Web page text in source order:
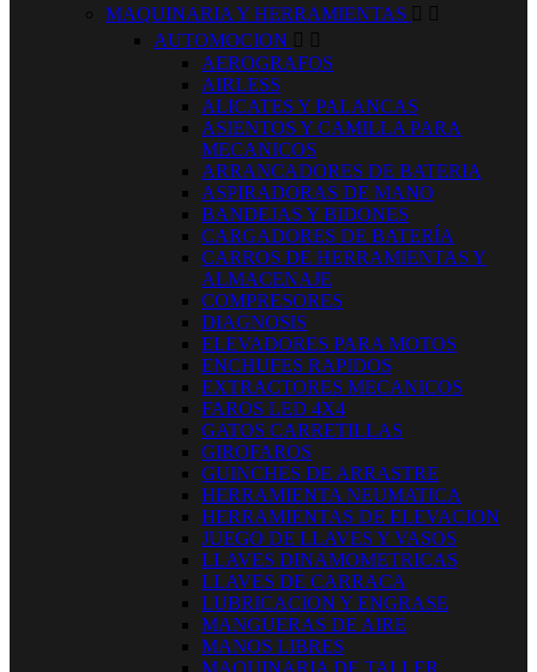
MAQUINARIA Y HERRAMIENTAS  
AUTOMOCION  
AEROGRAFOS
AIRLESS
ALICATES Y PALANCAS
ASIENTOS Y CAMILLA PARA
MECANICOS
ARRANCADORES DE BATERIA
ASPIRADORAS DE MANO
BANDEJAS Y BIDONES
CARGADORES DE BATERÍA
CARROS DE HERRAMIENTAS Y
ALMACENAJE
COMPRESORES
DIAGNOSIS
ELEVADORES PARA MOTOS
ENCHUFES RAPIDOS
EXTRACTORES MECANICOS
FAROS LED 4X4
GATOS CARRETILLAS
GIROFAROS
GUINCHES DE ARRASTRE
HERRAMIENTA NEUMATICA
HERRAMIENTAS DE ELEVACION
JUEGO DE LLAVES Y VASOS
LLAVES DINAMOMETRICAS
LLAVES DE CARRACA
LUBRICACION Y ENGRASE
MANGUERAS DE AIRE
MANOS LIBRES
MAQUINARIA DE TALLER